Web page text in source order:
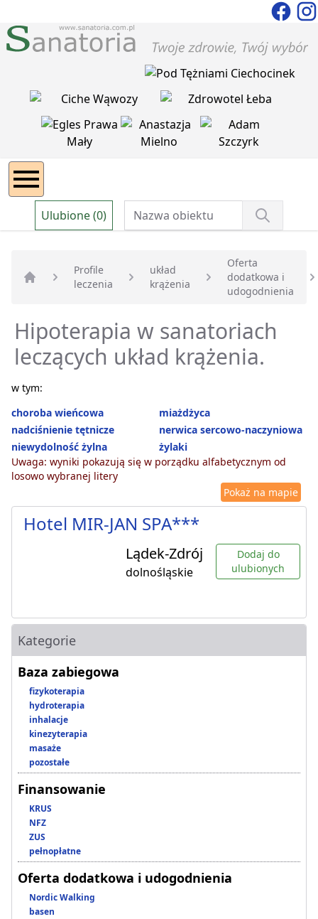
Ulubione (0)
Strona główna
Profile
leczenia
układ
krążenia
Oferta
dodatkowa i
udogodnienia
Hipoterapia w sanatoriach
leczących układ krążenia.
w tym:
choroba wieńcowa
miażdżyca
nadciśnienie tętnicze
nerwica sercowo-naczyniowa
niewydolność żylna
żylaki
Uwaga: wyniki pokazują się w porządku alfabetycznym od
losowo wybranej litery
Pokaż na mapie
Hotel MIR-JAN SPA***
Lądek-Zdrój
dolnośląskie
Dodaj do
ulubionych
Kategorie
Baza zabiegowa
fizykoterapia
hydroterapia
inhalacje
kinezyterapia
masaże
pozostałe
Finansowanie
KRUS
NFZ
ZUS
pełnopłatne
Oferta dodatkowa i udogodnienia
Nordic Walking
basen